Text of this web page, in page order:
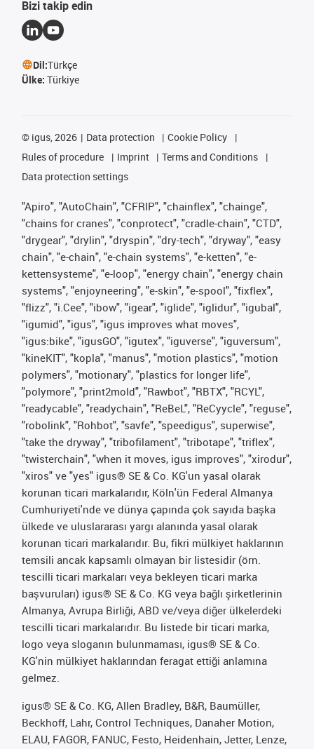
Bizi takip edin
Dil:Türkçe
Ülke: Türkiye
© igus, 2026 Data protection
Cookie Policy
Rules of procedure
Imprint
Terms and Conditions
Data protection settings
"Apiro", "AutoChain", "CFRIP", "chainflex", "chainge",
"chains for cranes", "conprotect", "cradle-chain", "CTD",
"drygear", "drylin", "dryspin", "dry-tech", "dryway", "easy
chain", "e-chain", "e-chain systems", "e-ketten", "e-
kettensysteme", "e-loop", "energy chain", "energy chain
systems", "enjoyneering", "e-skin", "e-spool", "fixflex",
"flizz", "i.Cee", "ibow", "igear", "iglide", "iglidur", "igubal",
"igumid", "igus", "igus improves what moves",
"igus:bike", "igusGO", "igutex", "iguverse", "iguversum",
"kineKIT", "kopla", "manus", "motion plastics", "motion
polymers", "motionary", "plastics for longer life",
"polymore", "print2mold", "Rawbot", "RBTX", "RCYL",
"readycable", "readychain", "ReBeL", "ReCyycle", "reguse",
"robolink", "Rohbot", "savfe", "speedigus", superwise",
"take the dryway", "tribofilament", "tribotape", "triflex",
"twisterchain", "when it moves, igus improves", "xirodur",
"xiros" ve "yes" igus® SE & Co. KG'un yasal olarak
korunan ticari markalarıdır, Köln'ün Federal Almanya
Cumhuriyeti'nde ve dünya çapında çok sayıda başka
ülkede ve uluslararası yargı alanında yasal olarak
korunan ticari markalarıdır. Bu, fikri mülkiyet haklarının
temsili ancak kapsamlı olmayan bir listesidir (örn.
tescilli ticari markaları veya bekleyen ticari marka
başvuruları) igus® SE & Co. KG veya bağlı şirketlerinin
Almanya, Avrupa Birliği, ABD ve/veya diğer ülkelerdeki
tescilli ticari markalarıdır. Bu listede bir ticari marka,
logo veya sloganın bulunmaması, igus® SE & Co.
KG'nin mülkiyet haklarından feragat ettiği anlamına
gelmez.
igus® SE & Co. KG, Allen Bradley, B&R, Baumüller,
Beckhoff, Lahr, Control Techniques, Danaher Motion,
ELAU, FAGOR, FANUC, Festo, Heidenhain, Jetter, Lenze,